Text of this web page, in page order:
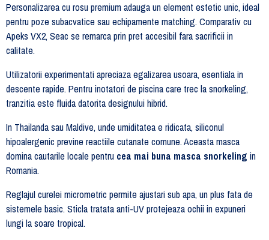
Personalizarea cu rosu premium adauga un element estetic unic, ideal
pentru poze subacvatice sau echipamente matching. Comparativ cu
Apeks VX2, Seac se remarca prin pret accesibil fara sacrificii in
calitate.
Utilizatorii experimentati apreciaza egalizarea usoara, esentiala in
descente rapide. Pentru inotatori de piscina care trec la snorkeling,
tranzitia este fluida datorita designului hibrid.
In Thailanda sau Maldive, unde umiditatea e ridicata, siliconul
hipoalergenic previne reactiile cutanate comune. Aceasta masca
domina cautarile locale pentru cea mai buna masca snorkeling in
Romania.
Reglajul curelei micrometric permite ajustari sub apa, un plus fata de
sistemele basic. Sticla tratata anti-UV protejeaza ochii in expuneri
lungi la soare tropical.